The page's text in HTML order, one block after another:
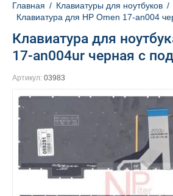
Главная / Клавиатуры для ноутбуков /
Клавиатура для HP Omen 17-an004
Клавиатура для
17-an004ur черная с
Артикул: 03983